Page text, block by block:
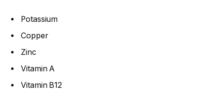
Potassium
Copper
Zinc
Vitamin A
Vitamin B12